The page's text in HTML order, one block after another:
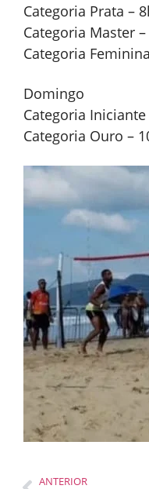
Categoria Prata –
Categoria Master
Categoria
Domingo
Categoria Iniciante
Categoria Ouro –
ANTERIOR